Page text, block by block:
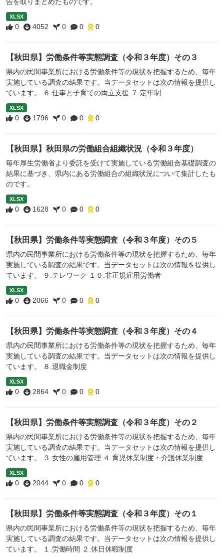
XLSX
0 4052 0 0 0
【秋田県】労働条件等実態調査（令和３年度）その３
県内の民間事業所における労働条件等の現状を把握するため、毎年
実施している調査の結果です。当データセットは次の情報を提供し
ています。 ６.仕事と子育ての両立支援 ７.定年制
XLSX
0 1796 0 0 0
【秋田県】秋田県の労働組合組織状況（令和３年度）
毎年厚生労働省より委託を受けて実施している労働組合基礎調査の
結果に基づき、県内にある労働組合の組織状況について集計したも
のです。
XLSX
0 1628 0 0 0
【秋田県】労働条件等実態調査（令和３年度）その５
県内の民間事業所における労働条件等の現状を把握するため、毎年
実施している調査の結果です。当データセットは次の情報を提供し
ています。 ９.テレワーク １０.非正規雇用労働者
XLSX
0 2066 0 0 0
【秋田県】労働条件等実態調査（令和３年度）その４
県内の民間事業所における労働条件等の現状を把握するため、毎年
実施している調査の結果です。当データセットは次の情報を提供し
ています。 ８.退職金制度
XLSX
0 2864 0 0 0
【秋田県】労働条件等実態調査（令和３年度）その２
県内の民間事業所における労働条件等の現状を把握するため、毎年
実施している調査の結果です。当データセットは次の情報を提供し
ています。 ３.女性の雇用管理 ４.育児休業制度・介護休業制度
XLSX
0 2044 0 0 0
【秋田県】労働条件等実態調査（令和３年度）その１
県内の民間事業所における労働条件等の現状を把握するため、毎年
実施している調査の結果です。当データセットは次の情報を提供し
ています。 １.労働時間 ２.休日休暇制度